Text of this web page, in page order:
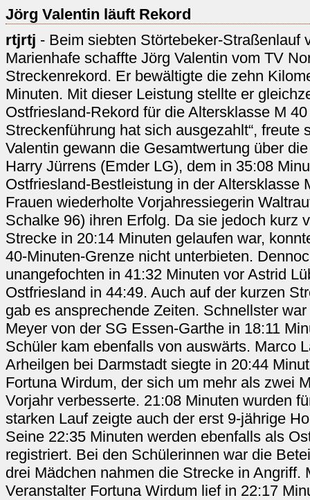
Jörg Valentin läuft Rekord
rtjrtj - Beim siebten Störtebeker-Straßenlauf
Marienhafe schaffte Jörg Valentin vom TV
Streckenrekord. Er bewältigte die zehn
Minuten. Mit dieser Leistung stellte er
Ostfriesland-Rekord für die Altersklasse M
Streckenführung hat sich ausgezahlt“, freute
Valentin gewann die Gesamtwertung über
Harry Jürrens (Emder LG), dem in 35:08
Ostfriesland-Bestleistung in der Altersklasse
Frauen wiederholte Vorjahressiegerin
Schalke 96) ihren Erfolg. Da sie jedoch kurz
Strecke in 20:14 Minuten gelaufen war,
40-Minuten-Grenze nicht unterbieten.
unangefochten in 41:32 Minuten vor Astrid
Ostfriesland in 44:49. Auch auf der kurzen
gab es ansprechende Zeiten. Schnellster
Meyer von der SG Essen-Garthe in 18:11
Schüler kam ebenfalls von auswärts. Marco
Arheilgen bei Darmstadt siegte in 20:44
Fortuna Wirdum, der sich um mehr als zwei
Vorjahr verbesserte. 21:08 Minuten wurden
starken Lauf zeigte auch der erst 9-jährige
Seine 22:35 Minuten werden ebenfalls als
registriert. Bei den Schülerinnen war die
drei Mädchen nahmen die Strecke in Angriff.
Veranstalter Fortuna Wirdum lief in 22:17